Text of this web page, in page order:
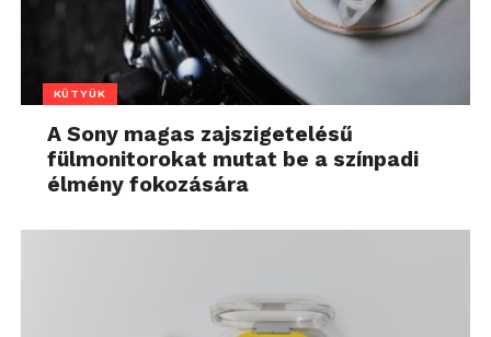
KÜTYÜK
A Sony magas zajszigetelésű
fülmonitorokat mutat be a színpadi
élmény fokozására